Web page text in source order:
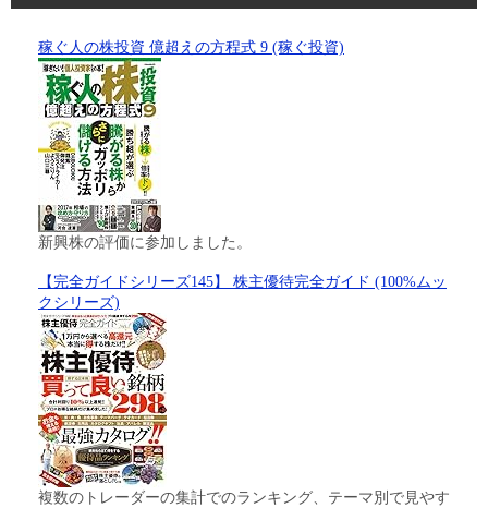
稼ぐ人の株投資 億超えの方程式 9 (稼ぐ投資)
新興株の評価に参加しました。
【完全ガイドシリーズ145】 株主優待完全ガイド (100%ムッ
クシリーズ)
複数のトレーダーの集計でのランキング、テーマ別で見やす